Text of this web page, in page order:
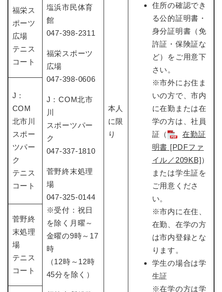
塩浜市民体育
館
047-398-2311
福栄スポーツ
広場
047-398-0606
J：COM北市
川
スポーツパー
ク
047-337-1810
菅野終末処理
場
047-325-0144
※受付：祝日
を除く月曜～
金曜の9時～17
時
（12時～12時
45分を除く）
本人
に限
り
住所の確認でき
る公的証明書・
身分証明書（免
許証・保険証な
ど）をご用意下
さい。
※市外にお住ま
いの方で、市内
に在勤または在
学の方は、社員
証（
在勤証
明書 [PDFファ
イル／209KB]）
または学生証を
ご用意くださ
い。
※市内に在住、
在勤、在学の方
は市内登録とな
ります。
学生の場合は学
生証
※在学の方は学
福栄ス
ポーツ
広場
テニス
コート
J：
COM
北市川
スポー
ツパー
ク
テニス
コート
菅野終
末処理
場
テニス
コート